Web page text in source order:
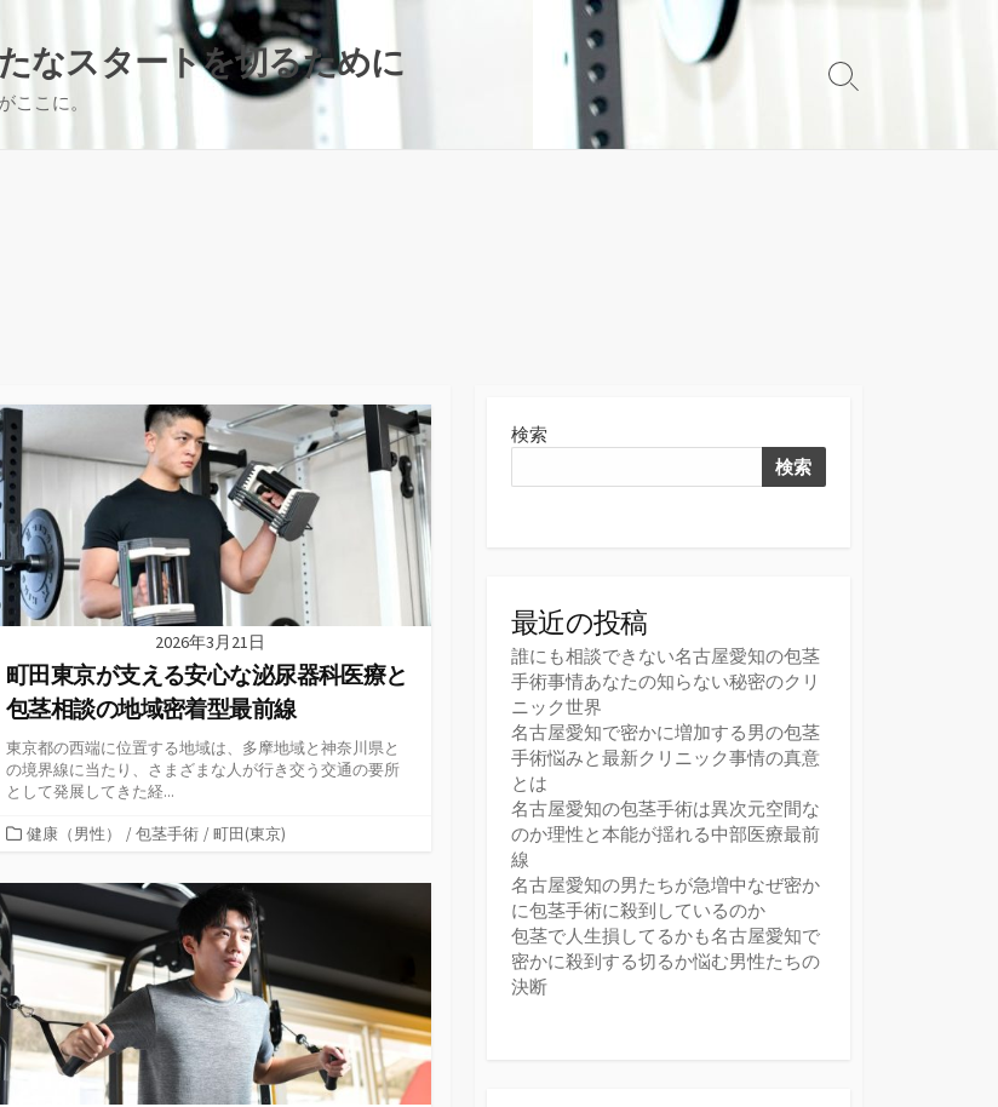
なスタートを切るために
ここに。
検
2026年3月21日
町田東京が支える安心な泌尿器科医療と
包茎相談の地域密着型最前線
東京都の西端に位置する地域は、多摩地域と神奈川県と
の境界線に当たり、さまざまな人が行き交う交通の要所
として発展してきた経...
カ
ゴ
リ
ー
健康（男性） / 包茎手術 / 町田(東京)
検索
検索
最近の投稿
誰にも相談できない名古屋愛知の包茎
手術事情あなたの知らない秘密のクリ
ニック世界
名古屋愛知で密かに増加する男の包茎
手術悩みと最新クリニック事情の真意
とは
名古屋愛知の包茎手術は異次元空間な
のか理性と本能が揺れる中部医療最前
線
名古屋愛知の男たちが急増中なぜ密か
に包茎手術に殺到しているのか
包茎で人生損してるかも名古屋愛知で
密かに殺到する切るか悩む男性たちの
決断